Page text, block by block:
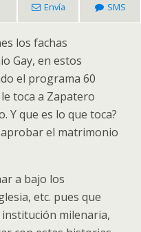
Envía SMS
los fachas
Gay, en estos
el programa 60
toca a Zapatero
Y que es lo que toca?
el matrimonio
a bajo los
etc. pues que
milenaria,